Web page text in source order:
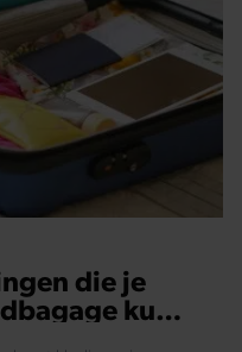
die je
kunt